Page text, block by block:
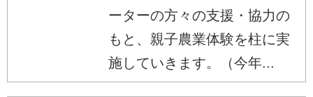
ーターの方々の支援・協力の
もと、親子農業体験を柱に実
施していきます。（今年...